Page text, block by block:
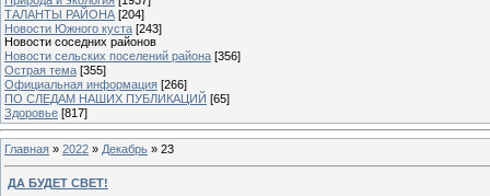
ТАЛАНТЫ РАЙОНА [204]
Новости Южного куста [243]
Новости соседних районов
Новости сельских поселений района [356]
Острая тема [355]
Официальная информация [266]
ПО СЛЕДАМ НАШИХ ПУБЛИКАЦИЙ [65]
Здоровье [817]
Главная » 2022 » Декабрь » 23
ДА БУДЕТ СВЕТ!